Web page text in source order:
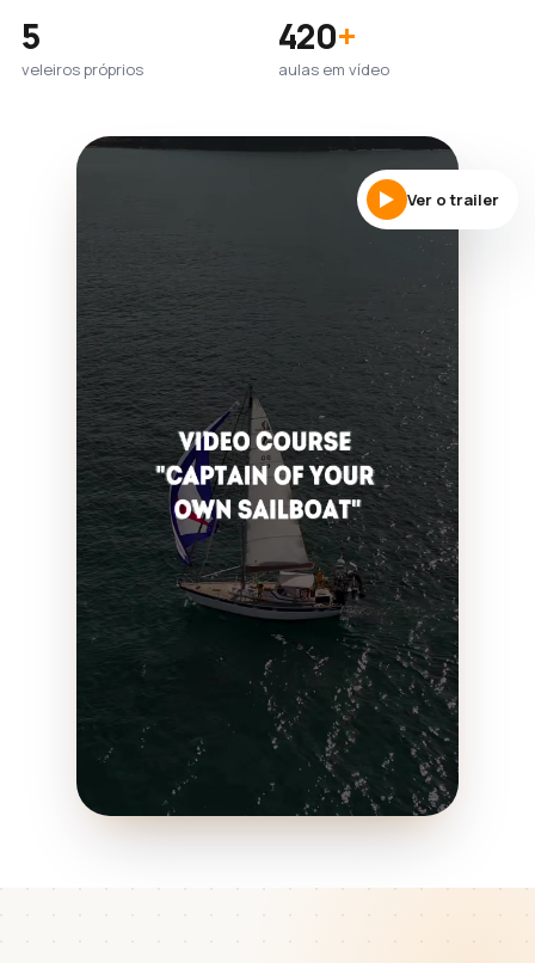
5
veleiros próprios
420+
aulas em vídeo
Ver o trailer